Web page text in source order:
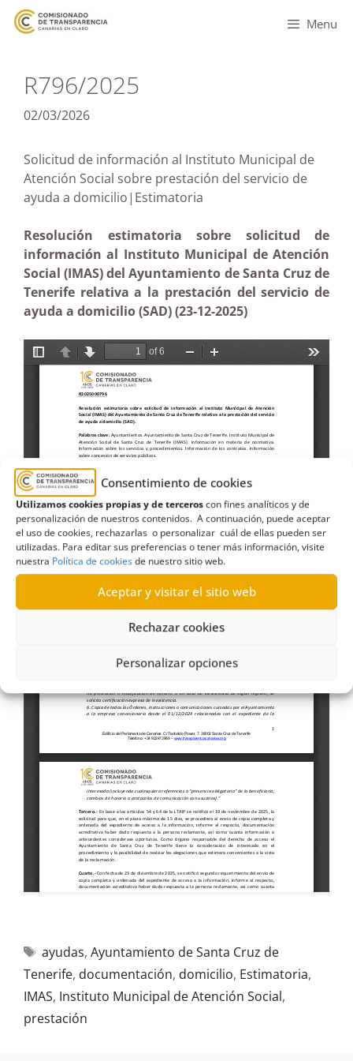
Consentimiento de cookies
Utilizamos cookies propias y de terceroscon fines analíticos y de
personalización de nuestros contenidos. A continuación, puede aceptar
el uso de cookies, rechazarlas o personalizar cuál de ellas pueden ser
utilizadas. Para editar sus preferencias o tener más información, visite
nuestra Política de cookiesde nuestro sitio web.
Aceptar y visitar el sitio web
Rechazar cookies
Personalizar opciones
Menu
R796/2025
02/03/2026
Solicitud de información al Instituto Municipal de
Atención Social sobre prestación del servicio de
ayuda a domicilio|Estimatoria
Resolución estimatoria sobre solicitud de
información al Instituto Municipal de Atención
Social (IMAS) del Ayuntamiento de Santa Cruz de
Tenerife relativa a la prestación del servicio de
ayuda a domicilio (SAD) (23-12-2025)
ayudas, Ayuntamiento de Santa Cruz de
Tenerife, documentación, domicilio, Estimatoria,
IMAS, Instituto Municipal de Atención Social,
prestación